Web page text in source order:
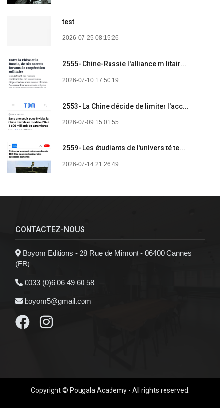
test
2026-07-25 08:15:26
2555- Chine-Russie l'alliance militair...
2026-07-10 17:50:19
2553- La Chine décide de limiter l'acc...
2026-07-09 15:01:55
2559- Les étudiants de l'université te...
2026-07-14 21:26:49
CONTACTEZ-NOUS
Boyom Editions - 28 Rue de Mimont - 06400 Cannes
(FR)
0033 (0)6 06 49 60 58
boyom5@gmail.com
Copyright © Pougala Academy - All rights reserved.